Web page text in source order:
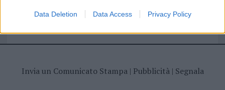
Data Deletion Data Access Privacy Policy
Invia un Comunicato Stampa| Pubblicità| Segnala